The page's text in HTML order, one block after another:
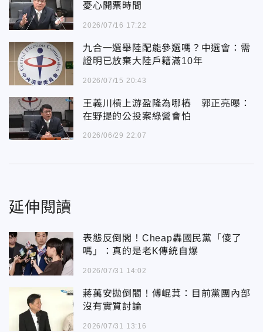
憂心開票時間
2026/07/16 17:22
九合一選舉陸配能參選嗎？中選會：需
證明已放棄大陸戶籍滿10年
2026/07/15 20:43
王義川槓上游盈隆為哪樁 郭正亮曝：
在野提的公投案綠營會怕
2026/06/29 22:07
延伸閱讀
表態反倒閣！Cheap轟國民黨「傻了
嗎」：真的是老K傳統自爆
2026/07/31 14:02
蔣萬安拋倒閣！傅崐萁：目前黨團內部
沒有實質討論
2026/07/31 13:16